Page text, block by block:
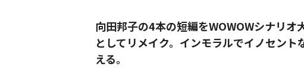
向田邦子の4本の短編をWOWOWシナリ
としてリメイク。インモラルでイノセン
える。